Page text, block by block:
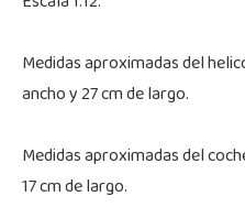
Medidas aproximadas del
ancho y 27 cm de largo.
Medidas aproximadas del
17 cm de largo.